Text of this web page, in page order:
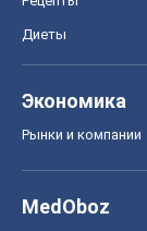
Диеты
Экономика
Рынки и компании
MedOboz